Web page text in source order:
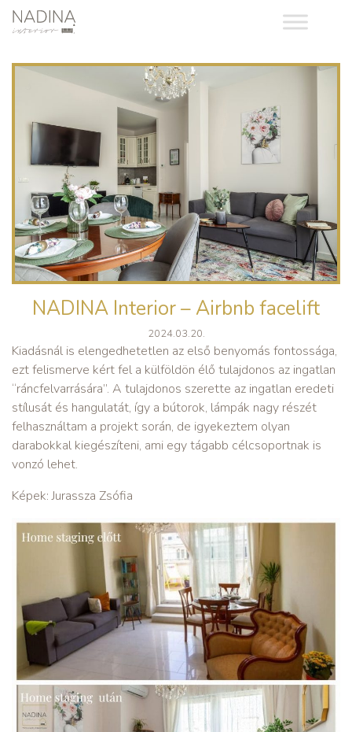
NADINA Interior – Airbnb facelift
2024.03.20.
Kiadásnál is elengedhetetlen az első benyomás fontossága,
ezt felismerve kért fel a külföldön élő tulajdonos az ingatlan
“ráncfelvarrására”. A tulajdonos szerette az ingatlan eredeti
stílusát és hangulatát, így a bútorok, lámpák nagy részét
felhasználtam a projekt során, de igyekeztem olyan
darabokkal kiegészíteni, ami egy tágabb célcsoportnak is
vonzó lehet.
Képek: Jurassza Zsófia